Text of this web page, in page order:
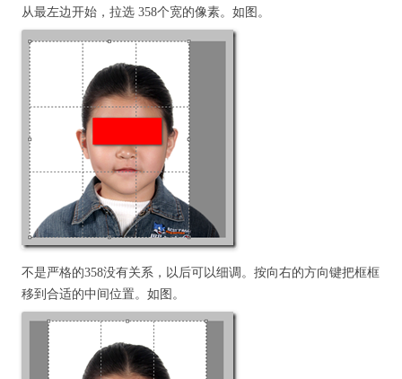
从最左边开始，拉选 358个宽的像素。如图。
不是严格的358没有关系，以后可以细调。按向右的方向键把框框
移到合适的中间位置。如图。